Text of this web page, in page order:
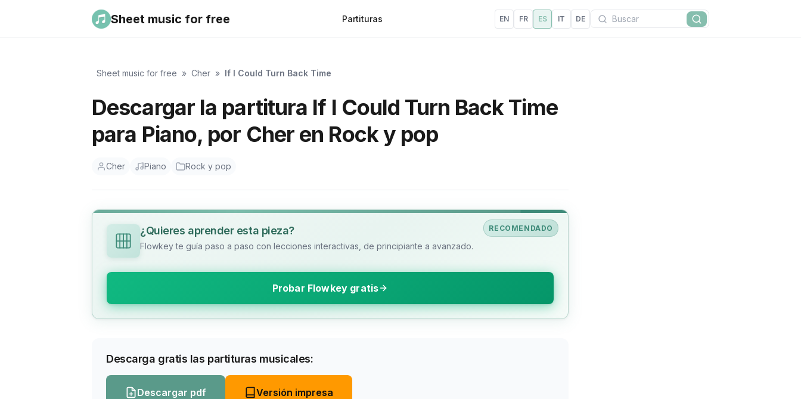
Sheet music for free Partituras EN FR ES IT DE Buscar
Buscar
Sheet music for free » Cher » If I Could Turn Back Time
Descargar la partitura If I Could Turn Back Time
para Piano, por Cher en Rock y pop
Cher Piano Rock y pop
RECOMENDADO
¿Quieres aprender esta pieza?
Flowkey te guía paso a paso con lecciones interactivas, de principiante a avanzado.
Probar Flowkey gratis
Descarga gratis las partituras musicales:
Descargar pdf Versión impresa